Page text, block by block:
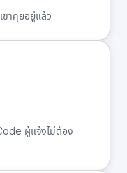
าคุยอยู่แล้ว
ผู้แจ้งไม่ต้อง